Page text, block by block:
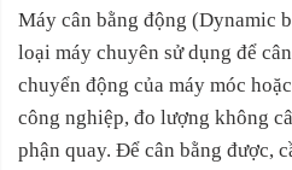
Máy cân bằng động (Dynamic
loại máy chuyên sử dụng để
chuyển động của máy móc
công nghiệp, đo lượng không
phận quay. Để cân bằng được,